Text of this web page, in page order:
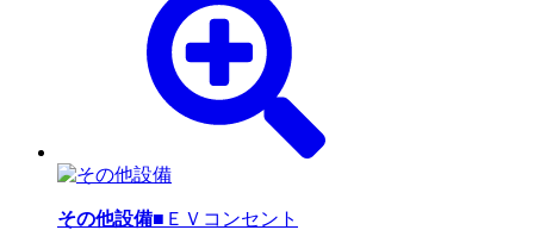
その他設備■ＥＶコンセント